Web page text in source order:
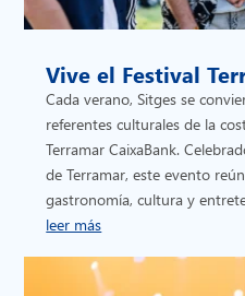
Vive el Festival
Cada verano, Sitges se
referentes culturales de la
Terramar CaixaBank.
de Terramar, este evento
gastronomía, cultura y
leer más